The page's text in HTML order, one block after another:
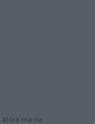
która ma na